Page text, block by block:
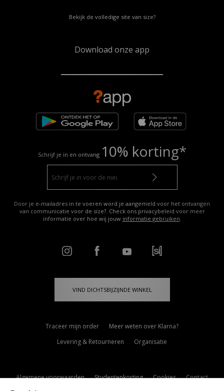
Bekijk de volledige site van size?
Download onze app
Schrijf je in en ontvang 10% korting*
Door je e-mailadres in te voeren word je aangemeld voor het ontvangen
van communicatie voor de size?. Check ons privacybeleid voor meer
informatie over hoe wij jouw informatie gebruiken.
VIND DICHTSBIJZIJNDE WINKEL
Traceer mijn order
Meer weten over Klarna?
Levering & Retourneren
Organisatie
Algemene voorwaarden Studentenkorting Cookies
Contact